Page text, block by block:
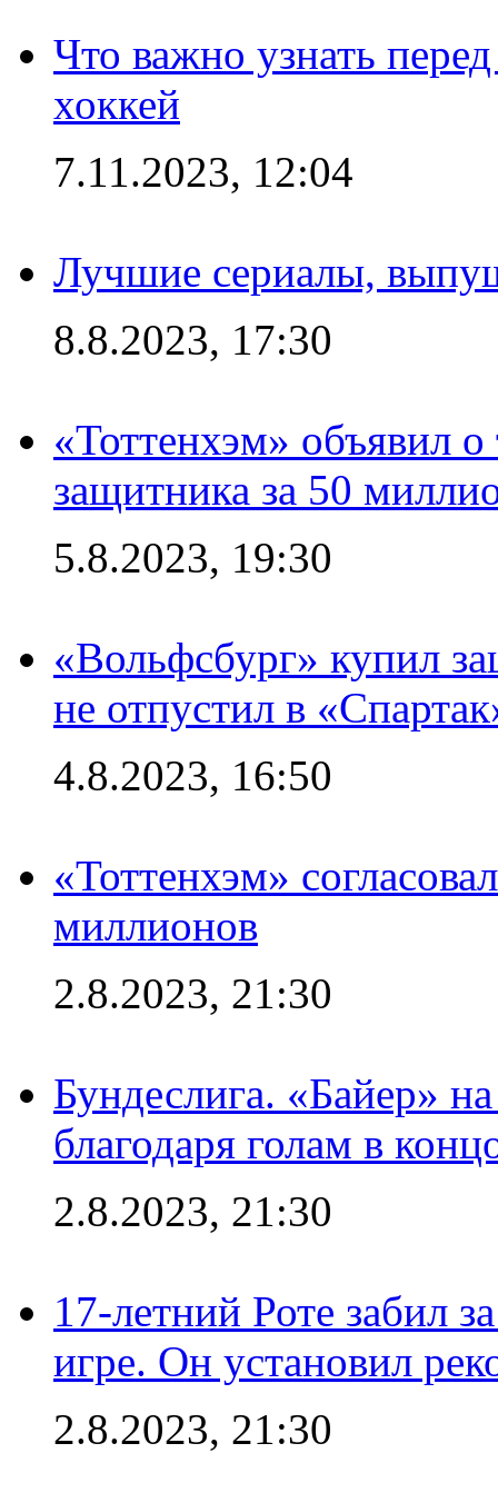
Что важно узнать
хоккей
7.11.2023, 12:04
Лучшие сериалы,
8.8.2023, 17:30
«Тоттенхэм» объявил о
защитника за 50
5.8.2023, 19:30
«Вольфсбург» купил
не отпустил в
4.8.2023, 16:50
«Тоттенхэм»
миллионов
2.8.2023, 21:30
Бундеслига. «Байер»
благодаря голам в
2.8.2023, 21:30
17-летний Роте забил
игре. Он установил
2.8.2023, 21:30